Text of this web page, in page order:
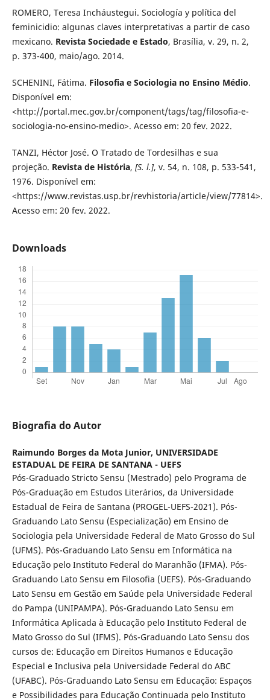
ROMERO, Teresa Incháustegui. Sociología y política del
feminicidio: algunas claves interpretativas a partir de caso
mexicano. Revista Sociedade e Estado, Brasília, v. 29, n. 2,
p. 373-400, maio/ago. 2014.
SCHENINI, Fátima. Filosofia e Sociologia no Ensino Médio.
Disponível em:
<http://portal.mec.gov.br/component/tags/tag/filosofia-e-
sociologia-no-ensino-medio>. Acesso em: 20 fev. 2022.
TANZI, Héctor José. O Tratado de Tordesilhas e sua
projeção. Revista de História, [S. l.], v. 54, n. 108, p. 533-541,
1976. Disponível em:
<https://www.revistas.usp.br/revhistoria/article/view/77814>.
Acesso em: 20 fev. 2022.
Downloads
Biografia do Autor
Raimundo Borges da Mota Junior, UNIVERSIDADE
ESTADUAL DE FEIRA DE SANTANA - UEFS
Pós-Graduado Stricto Sensu (Mestrado) pelo Programa de
Pós-Graduação em Estudos Literários, da Universidade
Estadual de Feira de Santana (PROGEL-UEFS-2021). Pós-
Graduando Lato Sensu (Especialização) em Ensino de
Sociologia pela Universidade Federal de Mato Grosso do Sul
(UFMS). Pós-Graduando Lato Sensu em Informática na
Educação pelo Instituto Federal do Maranhão (IFMA). Pós-
Graduando Lato Sensu em Filosofia (UEFS). Pós-Graduando
Lato Sensu em Gestão em Saúde pela Universidade Federal
do Pampa (UNIPAMPA). Pós-Graduando Lato Sensu em
Informática Aplicada à Educação pelo Instituto Federal de
Mato Grosso do Sul (IFMS). Pós-Graduando Lato Sensu dos
cursos de: Educação em Direitos Humanos e Educação
Especial e Inclusiva pela Universidade Federal do ABC
(UFABC). Pós-Graduando Lato Sensu em Educação: Espaços
e Possibilidades para Educação Continuada pelo Instituto